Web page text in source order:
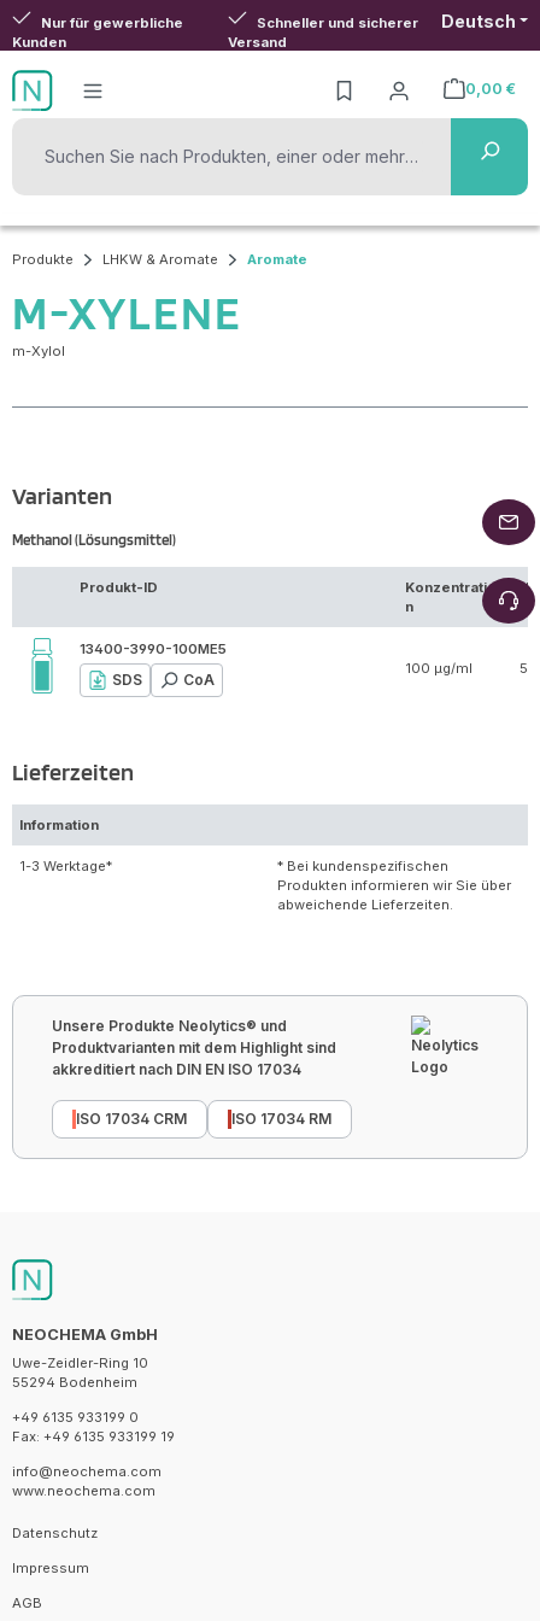
Zum Hauptinhalt springen
Nur für gewerbliche
Kunden
Schneller und sicherer
Versand
Deutsch
0,00 €
Warenkorb
Produkte LHKW & Aromate Aromate
M-XYLENE
m-Xylol
Varianten
Methanol (Lösungsmittel)
Produkt-ID
Konzentratio
n
13400-3990-100ME5
SDS CoA
100 µg/ml 5
Lieferzeiten
Information
1-3 Werktage*
* Bei kundenspezifischen
Produkten informieren wir Sie über
abweichende Lieferzeiten.
Unsere Produkte Neolytics® und
Produktvarianten mit dem Highlight sind
akkreditiert nach DIN EN ISO 17034
ISO 17034 CRM ISO 17034 RM
NEOCHEMA GmbH
Uwe-Zeidler-Ring 10
55294 Bodenheim
+49 6135 933199 0
Fax: +49 6135 933199 19
info@neochema.com
www.neochema.com
Datenschutz
Impressum
AGB